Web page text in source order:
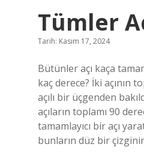
Tümler
Tarih: Kasım 17, 2024
Bütünler açı kaça
kaç derece? İki açının
açılı bir üçgenden
açıların toplamı 90
tamamlayıcı bir açı
bunların düz bir